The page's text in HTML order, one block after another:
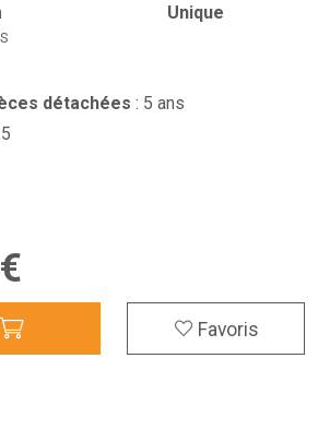
Unique
détachées : 5 ans
€
Favoris